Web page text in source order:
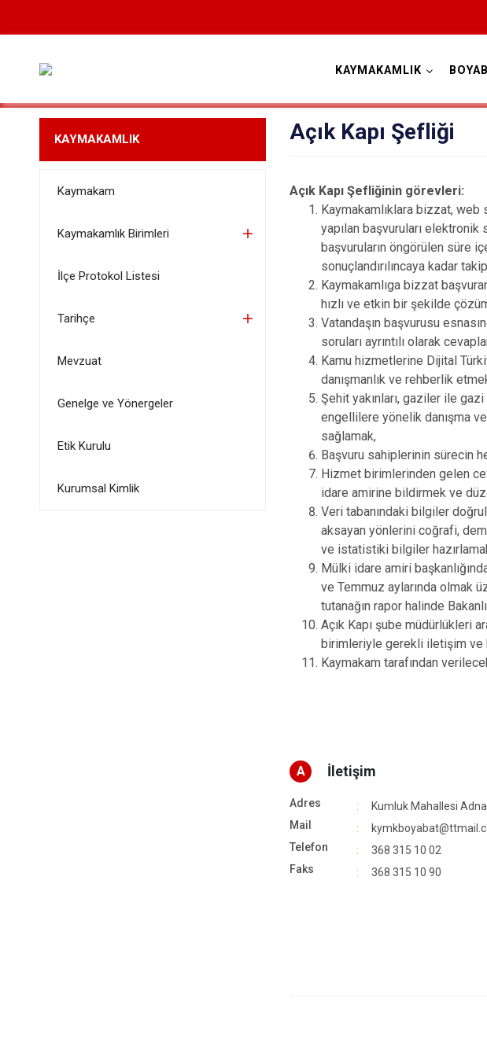
KAYMAKAMLIK
KAYMAKAMLIK
Kaymakam
Kaymakamlık Birimleri
İlçe Protokol Listesi
Tarihçe
Mevzuat
Genelge ve Yönergeler
Etik Kurulu
Kurumsal Kimlik
Açık Kapı Şefliği
Açık Kapı Şefliğinin görevleri:
Kaymakamlıklara bizzat,
yapılan başvuruları
başvuruların öngörülen süre
sonuçlandırılıncaya kadar
Kaymakamlıga bizzat
hızlı ve etkin bir şekilde
Vatandaşın başvurusu
soruları ayrıntılı olarak
Kamu hizmetlerine Dijital
danışmanlık ve rehberlik
Şehit yakınları, gaziler ile
engellilere yönelik danışma
sağlamak,
Başvuru sahiplerinin sürecin
Hizmet birimlerinden gelen
idare amirine bildirmek ve
Veri tabanındaki bilgiler
aksayan yönlerini coğrafi,
ve istatistiki bilgiler
Mülki idare amiri
ve Temmuz aylarında olmak
tutanağın rapor halinde
Açık Kapı şube müdürlükleri
birimleriyle gerekli iletişim ve
Kaymakam tarafından
A İletişim
Adres
Kumluk Mahallesi
Mail
Telefon
368 315 10 02
Faks
368 315 10 90